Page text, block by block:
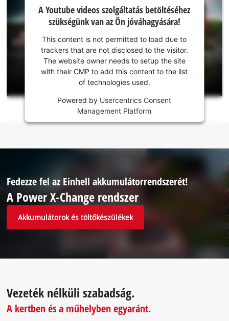
szolgáltatás
betöltéséhez
szükségünk
van az Ön
jóváhagyására!
is
permitted
that
are
not
disclosed
to
The
needs
to
setup
A Youtube videos szolgáltatás betöltéséhez
szükségünk van az Ön jóváhagyására!
This content is not permitted to load due to
trackers that are not disclosed to the visitor.
The website owner needs to setup the site
with their CMP to add this content to the list
of technologies used.
Powered by Usercentrics Consent
Management Platform
Fedezze fel az Einhell akkumulátorrendszerét!
A Power X-Change rendszer
Akkumulátorok és töltőkészülékek
Vezeték nélküli szabadság.
A kertben és a műhelyben egyaránt.